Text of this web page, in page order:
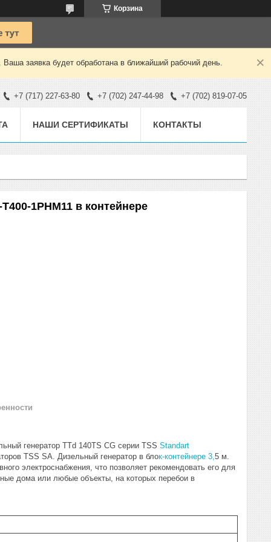
Корзина
заявка будет обработана в ближайший рабочий день.
+7 (717) 227-63-80 +7 (702) 247-44-98 +7 (702) 819-07-05
НАШИ СЕРТИФИКАТЫ КОНТАКТЫ
1РНМ11 в контейнере
генератор TTd 140TS CG серии TSS Standart
TSS SA. Дизельный генератор в блок-контейнере 3, 5 м.
электроснабжения, что позволяет рекомендовать его для
дома или любые объекты, на которых перебои в